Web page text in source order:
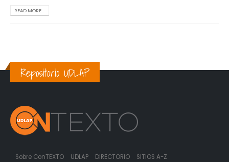
READ MORE...
Repositorio UDLAP
Sobre ConTEXTO UDLAP DIRECTORIO SITIOS A-Z